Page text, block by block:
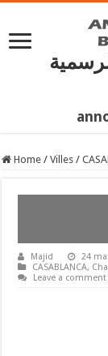
Home / Villes /
Majid
24
CASABLANCA,
Leave a comment